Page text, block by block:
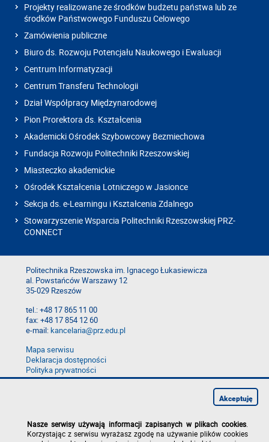
Projekty realizowane ze środków budżetu państwa lub ze
środków Państwowego Funduszu Celowego
Zamówienia publiczne
Biuro ds. Rozwoju Potencjału Naukowego i Ewaluacji
Centrum Informatyzacji
Centrum Transferu Technologii
Dział Współpracy Międzynarodowej
Pion Prorektora ds. Kształcenia
Akademicki Ośrodek Szybowcowy Bezmiechowa
Fundacja Rozwoju Politechniki Rzeszowskiej
Miasteczko akademickie
Ośrodek Kształcenia Lotniczego w Jasionce
Sekcja ds. e-Learningu i Kształcenia Zdalnego
Stowarzyszenie Wsparcia Politechniki Rzeszowskiej PRZ-
CONNECT
Politechnika Rzeszowska im. Ignacego Łukasiewicza
al. Powstańców Warszawy 12
35-029 Rzeszów
tel.: +48 17 865 11 00
fax: +48 17 854 12 60
e-mail:kancelaria@prz.edu.pl
Mapa serwisu
Deklaracja dostępności
Polityka prywatności
Zgłoś błąd na stronie
Nasze serwisy używają informacji zapisanych w plikach cookies
Korzystając z serwisu wyrażasz zgodę na używanie plików cookies
Akceptuję